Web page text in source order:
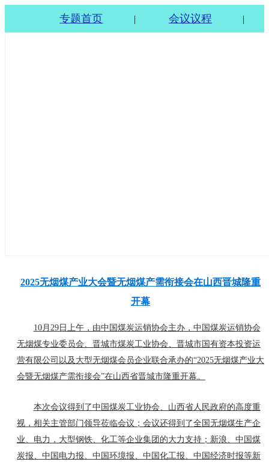
专题首页 | 会议议程 |
2025无烟煤产业大会暨无烟煤产需衔接会在山西晋城隆重
开幕
10月29日上午，由中国煤炭运销协会主办，中国煤炭运销协会
无烟煤专业委员会、晋城市煤炭工业协会、晋城市国有资本投资运
营有限公司以及大型无烟煤会员企业联合承办的“2025无烟煤产业大
会暨无烟煤产需衔接会”在山西省晋城市隆重开幕。
本次会议得到了中国煤炭工业协会、山西省人民政府的高度重
视，相关主管部门领导莅临会议；会议还得到了全国无烟煤生产企
业、电力，大型钢铁、化工等企业集团的大力支持；新浪、中国煤
炭报、中国电力报、中国环境报、中国化工报、中国经济时报等新